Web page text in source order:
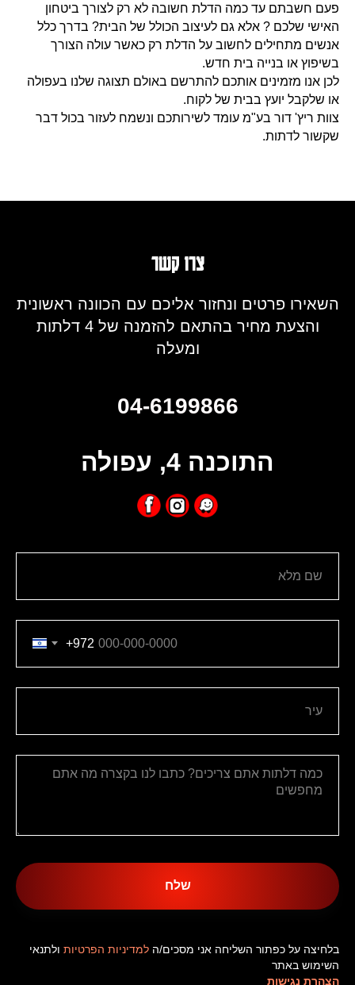
פעם חשבתם עד כמה הדלת חשובה לא רק לצורך ביטחון
האישי שלכם ? אלא גם לעיצוב הכולל של הבית? בדרך כלל
אנשים מתחילים לחשוב על הדלת רק כאשר עולה הצורך
בשיפוץ או בנייה בית חדש.
לכן אנו מזמינים אותכם להתרשם באולם תצוגה שלנו בעפולה
או שלקבל יועץ בבית של לקוח.
צוות ריץ' דור בע"מ עומד לשירותכם ונשמח לעזור בכול דבר
שקשור לדתות.
צרו קשר
השאירו פרטים ונחזור אליכם עם הכוונה ראשונית
והצעת מחיר בהתאם להזמנה של 4 דלתות
ומעלה
04-6199866
התוכנה 4, עפולה
+972
שלח
בלחיצה על כפתור השליחה אני מסכים/ה למדיניות הפרטיות ולתנאי
השימוש באתר
הצהרת נגישות